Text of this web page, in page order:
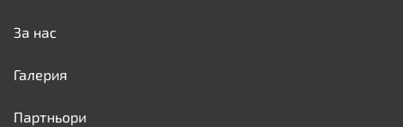
За нас
Галерия
Партньори